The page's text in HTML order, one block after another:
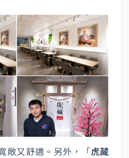
敞又舒適。另外，「虎藏